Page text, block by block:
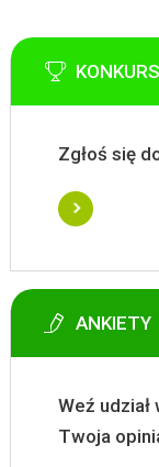
Zgłoś się
ANKIETY
Weź
Twoja